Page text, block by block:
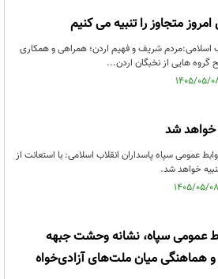
اسلامی:مردم شریف و فهیم اردن؛ همراهی و همکاری
گروه هایی از نخبگان اردن...
خواهد شد
شماره ۵۴ عملیات نصر۲ روابط عمومی سپاه پاسداران انقلاب اسلامی: با استعانت از
خواهد شد.
عمومی سپاه، نشانه‌ وحشت جبهه
و هماهنگی میان ملت‌های آزادی‌خواه